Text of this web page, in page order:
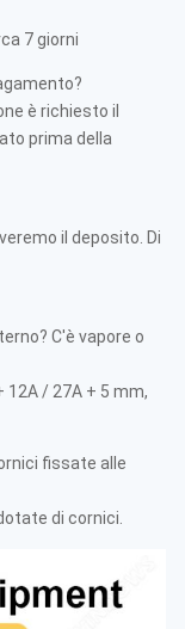
7 giorni
è richiesto il
prima della
il deposito. Di
C'è vapore o
12A / 27A + 5 mm,
fissate alle
di cornici.